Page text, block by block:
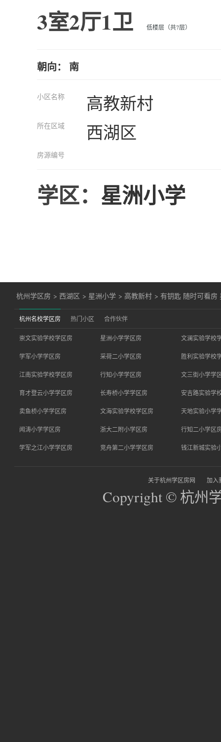
3室2厅1卫 低楼层（共7层）
朝向： 南
小区名称 高教新村
所在区域 西湖区
房源编号
学区： 星洲小学
杭州学区房 > 西湖区 > 星洲小学 > 高教新村 > 有钥匙 随时可看房
杭州名校学区房 热门小区 合作伙伴
崇文实验学校学区房 星洲小学学区房 文澜实验学校
学军小学学区房 采荷二小学区房 胜利实验学校
江南实验学校学区房 行知小学学区房 文三街小学学
育才登云小学学区房 长寿桥小学学区房 安吉路实验学
卖鱼桥小学学区房 文海实验学校学区房 天地实验小学
闻涛小学学区房 浙大二附小学区房 行知二小学区
学军之江小学学区房 竞舟第二小学学区房 钱江新城实验
关于杭州学区房网 加入
Copyright © 杭州